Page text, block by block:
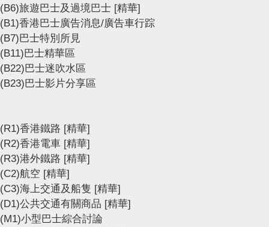
(B6)旅遊巴士及過境巴士 [精華]
(B1)香港巴士廣告消息/廣告車行踪
(B7)巴士特別所見
(B11)巴士精華區
(B22)巴士迷吹水區
(B23)巴士影片分享區
(R1)香港鐵路 [精華]
(R2)香港電車 [精華]
(R3)港外鐵路 [精華]
(C2)航空 [精華]
(C3)海上交通及船隻 [精華]
(D1)公共交通有關商品 [精華]
(M1)小型巴士綜合討論